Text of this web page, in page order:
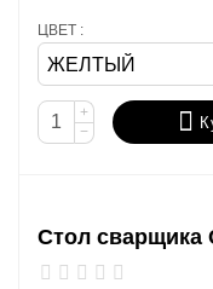
ЦВЕТ :
+
−
Стол